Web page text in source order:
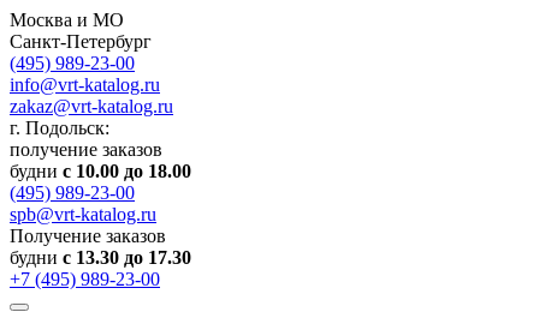
Москва и МО
Санкт-Петербург
(495) 989-23-00
info@vrt-katalog.ru
zakaz@vrt-katalog.ru
г. Подольск:
получение заказов
будни с 10.00 до 18.00
(495) 989-23-00
spb@vrt-katalog.ru
Получение заказов
будни с 13.30 до 17.30
+7 (495) 989-23-00